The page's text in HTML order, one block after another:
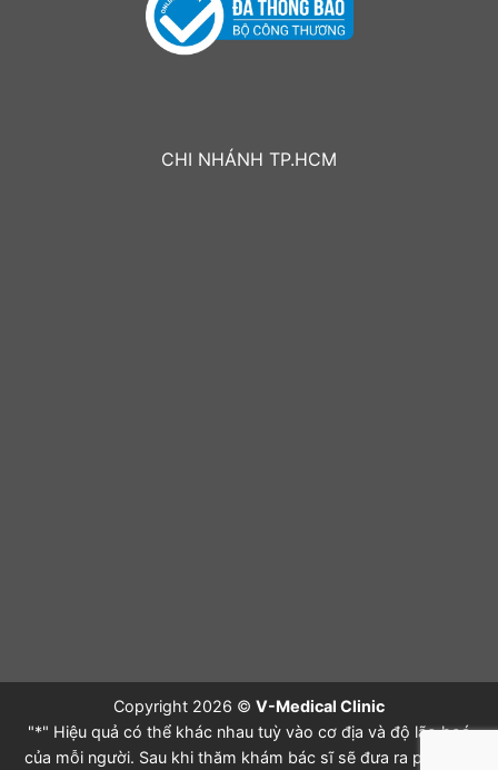
CHI NHÁNH TP.HCM
Copyright 2026 © V-Medical Clinic
"*" Hiệu quả có thể khác nhau tuỳ vào cơ địa và độ lão hoá
của mỗi người. Sau khi thăm khám bác sĩ sẽ đưa ra phác đồ